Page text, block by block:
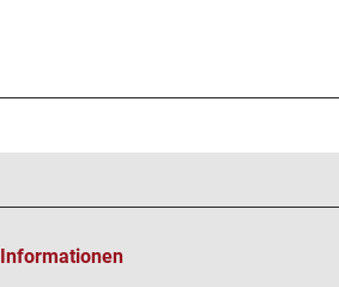
Informationen